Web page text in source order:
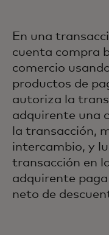
En una
cuenta compra
comercio
productos de
autoriza la
adquirente una
la transacción,
intercambio, y
transacción en
adquirente
neto de